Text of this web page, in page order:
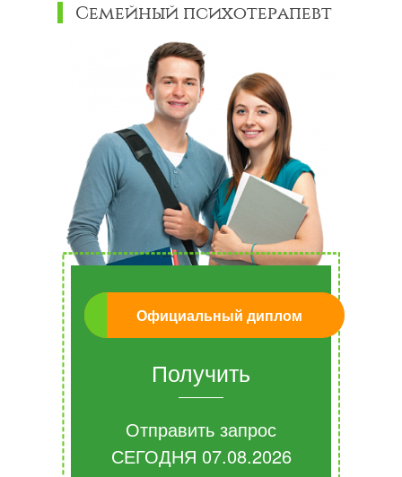
Семейный психотерапевт
Официальный диплом
Получить
Отправить запрос
СЕГОДНЯ 07.08.2026